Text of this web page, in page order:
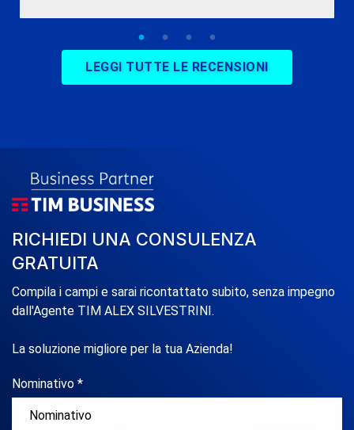
LEGGI TUTTE LE RECENSIONI
RICHIEDI UNA CONSULENZA
GRATUITA
Compila i campi e sarai ricontattato subito, senza impegno
dall'Agente TIM ALEX SILVESTRINI.
La soluzione migliore per la tua Azienda!
Nominativo *